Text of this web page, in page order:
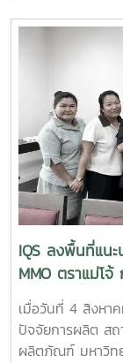
จังหวัดเชียงใหม่
คำปรึกษาแก่ผู้ปร
จังหวัดใกล้เคียง
อำนวยการฝ่ายบ
พร้อมด้วยบุคลา
วิทยาศาสตร์ นาง
ธนาพร สอนหล้าว
ร่วมออกบูธแนะน
มาตรฐานผลิตภัณ
การพัฒนาผลิตภัณ
บริการผ่านระบบ
การแข่งขันของผู้ป
ร่วมมือระหว่างหน่
IQS ลงพื้นที่แน
MMO ตราแม่โ
สำหรับธุรกิจโรงแ
เมื่อวันที่ 4 สิงหา
ปัจจัยการผลิต ส
ผลิตภัณฑ์ มหาวิท